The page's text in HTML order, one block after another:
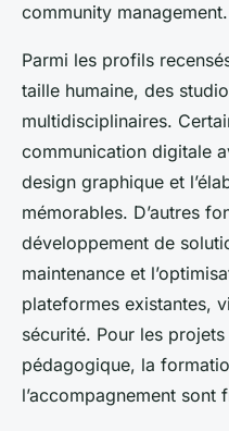
community management.
Parmi les profils
taille humaine, des
multidisciplinaires.
communication digitale
design graphique et
mémorables. D’autres
développement de
maintenance et
plateformes existantes,
sécurité. Pour les
pédagogique, la
l’accompagnement sont